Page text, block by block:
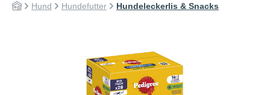
Hund Hundefutter Hundeleckerlis & Snacks
Bildergalerie überspringen